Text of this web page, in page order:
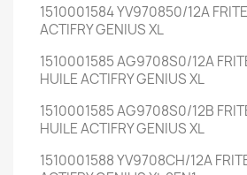
1510001584 YV970850/12A
ACTIFRY GENIUS XL
1510001585 AG9708S0/12A
HUILE ACTIFRY GENIUS XL
1510001585 AG9708S0/12B
HUILE ACTIFRY GENIUS XL
1510001588 YV9708CH/12A